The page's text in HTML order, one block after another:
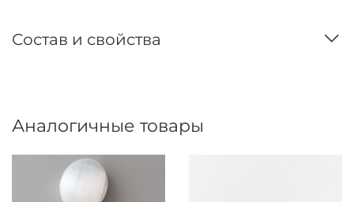
Состав и свойства
Аналогичные товары